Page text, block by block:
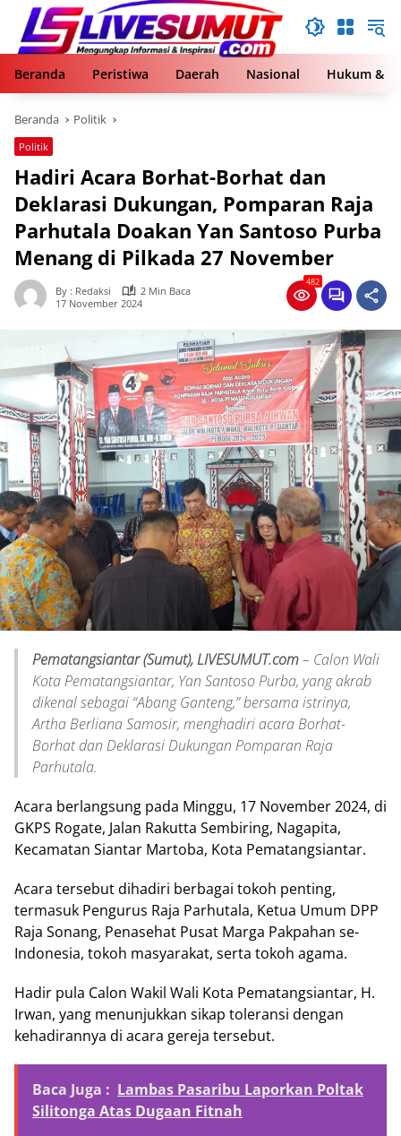
Langsung
konten
Beranda
Peristiwa Daerah Nasional Hukum &
Beranda Politik
Politik
Hadiri Acara Borhat-Borhat dan
Deklarasi Dukungan, Pomparan Raja
Parhutala Doakan Yan Santoso Purba
Menang di Pilkada 27 November
By : Redaksi
2 Min Baca
17 November 2024
482
Pematangsiantar (Sumut), LIVESUMUT.com– Calon Wali
Kota Pematangsiantar, Yan Santoso Purba, yang akrab
dikenal sebagai “Abang Ganteng,” bersama istrinya,
Artha Berliana Samosir, menghadiri acara Borhat-
Borhat dan Deklarasi Dukungan Pomparan Raja
Parhutala.
Acara berlangsung pada Minggu, 17 November 2024, di
GKPS Rogate, Jalan Rakutta Sembiring, Nagapita,
Kecamatan Siantar Martoba, Kota Pematangsiantar.
Acara tersebut dihadiri berbagai tokoh penting,
termasuk Pengurus Raja Parhutala, Ketua Umum DPP
Raja Sonang, Penasehat Pusat Marga Pakpahan se-
Indonesia, tokoh masyarakat, serta tokoh agama.
Hadir pula Calon Wakil Wali Kota Pematangsiantar, H.
Irwan, yang menunjukkan sikap toleransi dengan
kehadirannya di acara gereja tersebut.
Baca Juga : Lambas Pasaribu Laporkan Poltak
Silitonga Atas Dugaan Fitnah